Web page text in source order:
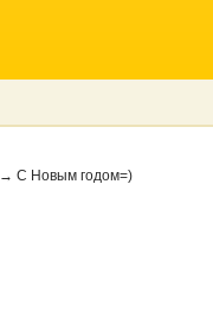
→ С Новым годом=)